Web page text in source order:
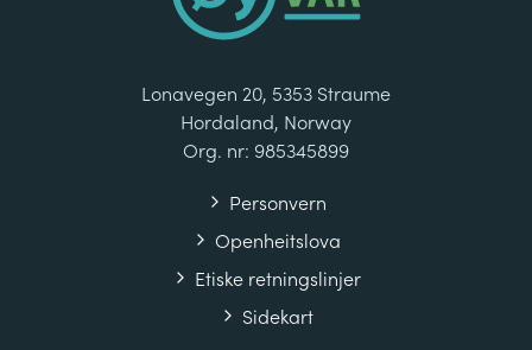
Lonavegen 20, 5353 Straume
Hordaland, Norway
Org. nr: 985345899
Personvern
Openheitslova
Etiske retningslinjer
Sidekart